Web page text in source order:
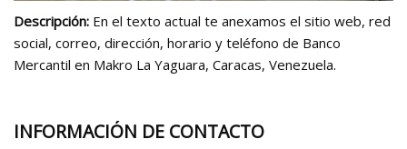
Descripción: En el texto actual te anexamos el sitio web, red
social, correo, dirección, horario y teléfono de Banco
Mercantil en Makro La Yaguara, Caracas, Venezuela.
INFORMACIÓN DE CONTACTO